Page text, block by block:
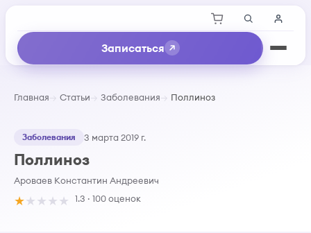
Записаться
Главная Статьи Заболевания Поллиноз
Заболевания 3 марта 2019 г.
Поллиноз
Ароваев Константин Андреевич
★★★★★ 1.3 · 100 оценок